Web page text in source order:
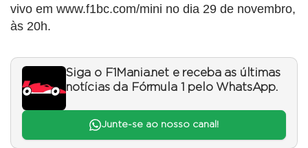
vivo em www.f1bc.com/mini no dia 29 de novembro,
às 20h.
Siga o F1Mania.net e receba as últimas
notícias da Fórmula 1 pelo WhatsApp.
Junte-se ao nosso canal!